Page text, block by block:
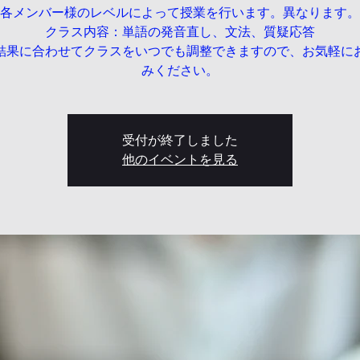
各メンバー様のレベルによって授業を行います。異なります。
クラス内容：単語の発音直し、文法、質疑応答
果に合わせてクラスをいつでも調整できますので、お気軽に
みください。
受付が終了しました
他のイベントを見る